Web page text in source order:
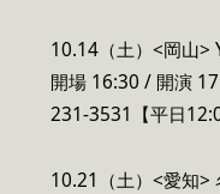
10.14（土）<岡山>
開場 16:30 / 開演
231-3531【平日
10.21（土）<愛知>